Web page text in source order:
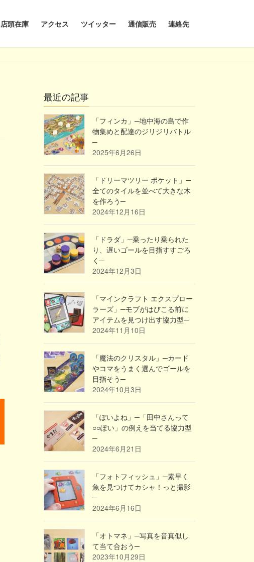
店頭在庫 アクセス ツイッター 通信販売 連絡先
最近の記事
「フィンカ」─地中海の島で作
物集めと配達のジリジリバトル
─
2025年6月26日
「ドリーマツリー ポケット」─
全てのタイルを並べて大きな木
を作ろう─
2024年12月16日
「ドラダ」─乗ったり乗られた
り、遅いゴールを目指すすごろ
く─
2024年12月3日
「マインクラフト エクスプロー
ラーズ」─モブがはびこる前に
アイテムを見つけ出す協力型─
2024年11月10日
「魔法のクリスタル」─カード
やコマをうまく選んでゴールを
目指そう─
2024年10月3日
「ぽいよね」─「田中さんって
○○ぽい」の例えを当てる協力型
─
2024年6月21日
「フォトフィッシュ」─素早く
魚を見つけてカシャ！っと撮影
─
2024年6月16日
「オトマネ」─写真を音真似し
て当て合おう─
2023年10月29日